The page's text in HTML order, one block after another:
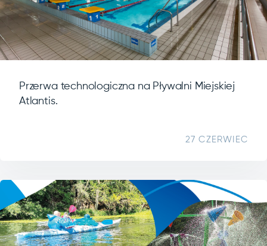
Przerwa technologiczna na Pływalni Miejskiej
Atlantis.
27 CZERWIEC